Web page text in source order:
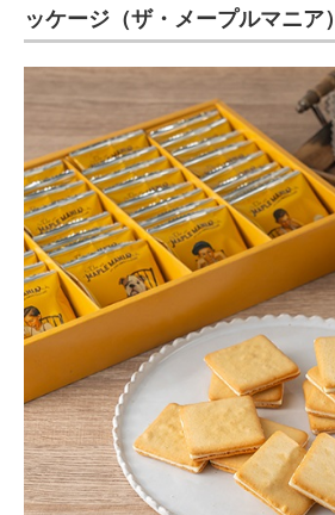
ッケージ（ザ・メープルマニア）